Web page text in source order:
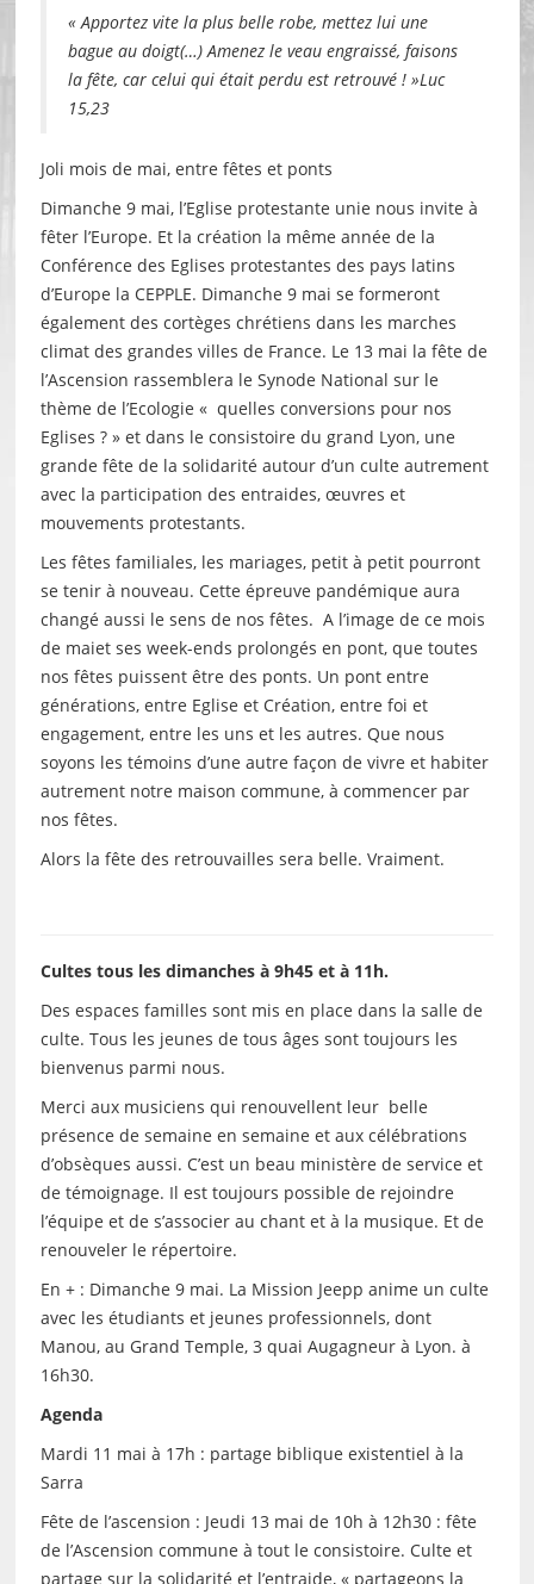
« Apportez vite la plus belle robe, mettez lui une
bague au doigt(…) Amenez le veau engraissé, faisons
la fête, car celui qui était perdu est retrouvé ! »Luc
15,23
Joli mois de mai, entre fêtes et ponts
Dimanche 9 mai, l’Eglise protestante unie nous invite à
fêter l’Europe. Et la création la même année de la
Conférence des Eglises protestantes des pays latins
d’Europe la CEPPLE. Dimanche 9 mai se formeront
également des cortèges chrétiens dans les marches
climat des grandes villes de France. Le 13 mai la fête de
l’Ascension rassemblera le Synode National sur le
thème de l’Ecologie « quelles conversions pour nos
Eglises ? » et dans le consistoire du grand Lyon, une
grande fête de la solidarité autour d’un culte autrement
avec la participation des entraides, œuvres et
mouvements protestants.
Les fêtes familiales, les mariages, petit à petit pourront
se tenir à nouveau. Cette épreuve pandémique aura
changé aussi le sens de nos fêtes. A l’image de ce mois
de maiet ses week-ends prolongés en pont, que toutes
nos fêtes puissent être des ponts. Un pont entre
générations, entre Eglise et Création, entre foi et
engagement, entre les uns et les autres. Que nous
soyons les témoins d’une autre façon de vivre et habiter
autrement notre maison commune, à commencer par
nos fêtes.
Alors la fête des retrouvailles sera belle. Vraiment.
Cultes tous les dimanches à 9h45 et à 11h.
Des espaces familles sont mis en place dans la salle de
culte. Tous les jeunes de tous âges sont toujours les
bienvenus parmi nous.
Merci aux musiciens qui renouvellent leur belle
présence de semaine en semaine et aux célébrations
d’obsèques aussi. C’est un beau ministère de service et
de témoignage. Il est toujours possible de rejoindre
l’équipe et de s’associer au chant et à la musique. Et de
renouveler le répertoire.
En + : Dimanche 9 mai. La Mission Jeepp anime un culte
avec les étudiants et jeunes professionnels, dont
Manou, au Grand Temple, 3 quai Augagneur à Lyon. à
16h30.
Agenda
Mardi 11 mai à 17h : partage biblique existentiel à la
Sarra
Fête de l’ascension : Jeudi 13 mai de 10h à 12h30 : fête
de l’Ascension commune à tout le consistoire. Culte et
partage sur la solidarité et l’entraide, « partageons la